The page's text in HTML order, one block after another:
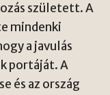
született. A
mindenki
a javulás
portáját. A
és az ország